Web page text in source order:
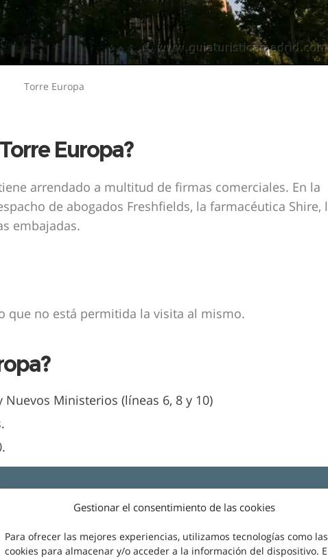
Gestionar el consentimiento de las cookies
Para ofrecer las mejores experiencias, utilizamos tecnologías como las
cookies para almacenar y/o acceder a la información del dispositivo.
Torre Europa
Europa?
arrendado a multitud de firmas comerciales. En la
de abogados Freshfields, la farmacéutica Shire,
embajadas.
que no está permitida la visita al mismo.
Ministerios (líneas 6, 8 y 10)